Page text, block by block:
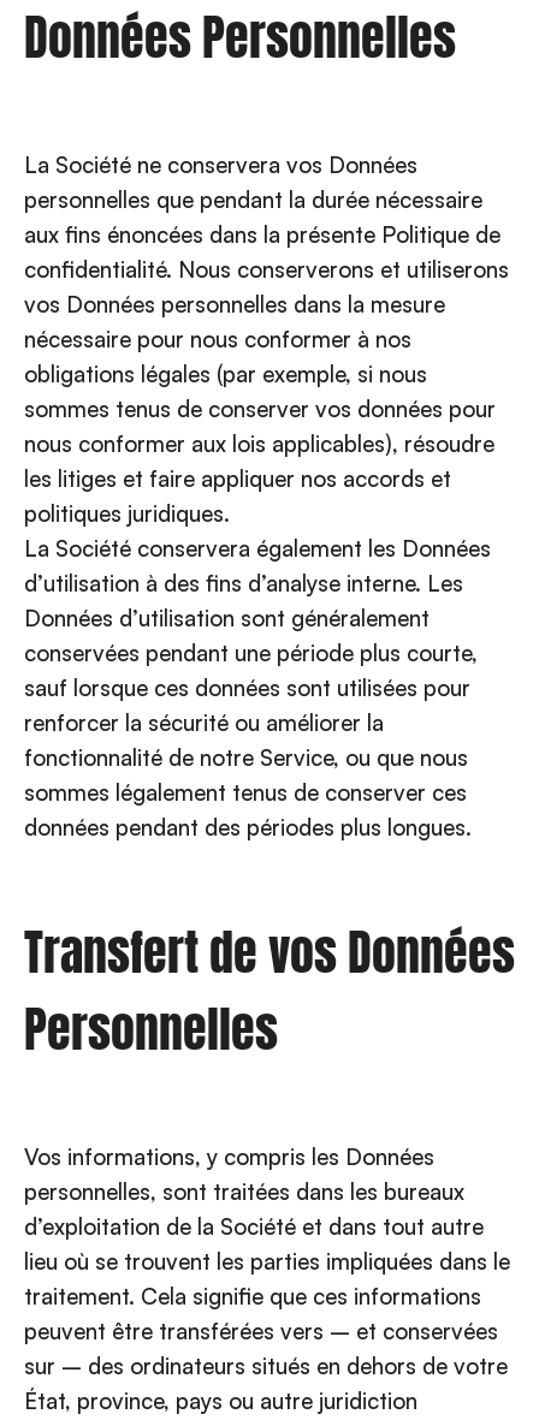
Données Personnelles
La Société ne conservera vos Données
personnelles que pendant la durée nécessaire
aux fins énoncées dans la présente Politique de
confidentialité. Nous conserverons et utiliserons
vos Données personnelles dans la mesure
nécessaire pour nous conformer à nos
obligations légales (par exemple, si nous
sommes tenus de conserver vos données pour
nous conformer aux lois applicables), résoudre
les litiges et faire appliquer nos accords et
politiques juridiques.
La Société conservera également les Données
d’utilisation à des fins d’analyse interne. Les
Données d’utilisation sont généralement
conservées pendant une période plus courte,
sauf lorsque ces données sont utilisées pour
renforcer la sécurité ou améliorer la
fonctionnalité de notre Service, ou que nous
sommes légalement tenus de conserver ces
données pendant des périodes plus longues.
Transfert de vos Données
Personnelles
Vos informations, y compris les Données
personnelles, sont traitées dans les bureaux
d’exploitation de la Société et dans tout autre
lieu où se trouvent les parties impliquées dans le
traitement. Cela signifie que ces informations
peuvent être transférées vers – et conservées
sur – des ordinateurs situés en dehors de votre
État, province, pays ou autre juridiction